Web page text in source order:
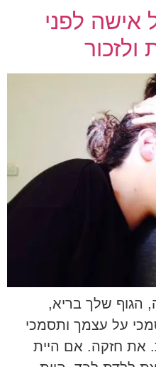
אישה לפני
הגוף שלך בריא,
על עצמך ותסמכי
את חזקה. אם היית